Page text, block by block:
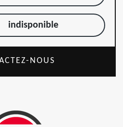
indisponible
NOUS